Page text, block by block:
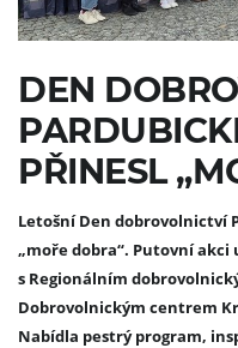
DEN
PŘINESL
Letošní Den dobrovolnictví
„moře dobra“. Putovní
s Regionálním
Dobrovolnickým centrem
Nabídla pestrý program,